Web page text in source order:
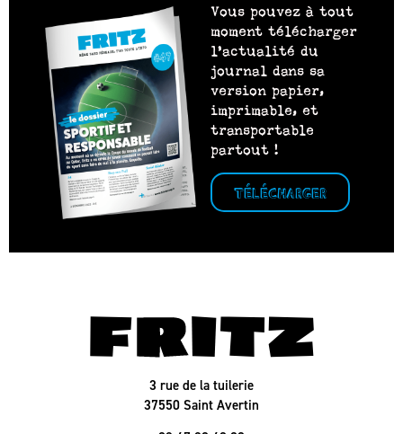
Vous pouvez à tout
moment télécharger
l’actualité du
journal dans sa
version papier,
imprimable, et
transportable
partout !
TÉLÉCHARGER
3 rue de la tuilerie
37550 Saint Avertin